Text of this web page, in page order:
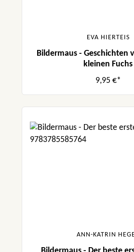
EVA HIERTEIS
Bildermaus - Geschichten
kleinen Fuchs
9,95 €*
ANN-KATRIN